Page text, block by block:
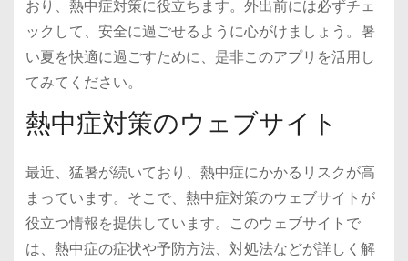
おり、熱中症対策に役立ちます。外出前には必ずチェ
ックして、安全に過ごせるように心がけましょう。暑
い夏を快適に過ごすために、是非このアプリを活用し
てみてください。
熱中症対策のウェブサイト
最近、猛暑が続いており、熱中症にかかるリスクが高
まっています。そこで、熱中症対策のウェブサイトが
役立つ情報を提供しています。このウェブサイトで
は、熱中症の症状や予防方法、対処法などが詳しく解